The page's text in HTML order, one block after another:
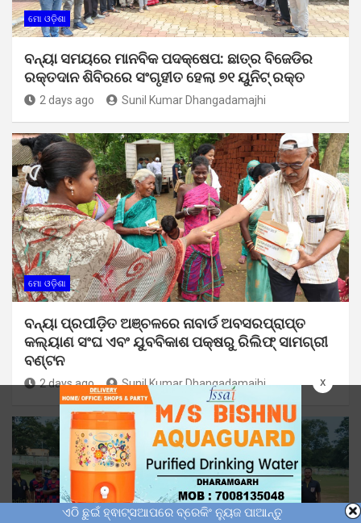
x
ମୋ ଓଡ଼ିଶା
ବନ୍ୟା ସମୟରେ ମାନବିକ ପଦକ୍ଷେପ: ଛାତ୍ର ବିଜେଡିର
ରକ୍ତଦାନ ଶିବିରରେ ସଂଗୃହୀତ ହେଲା ୭୧ ୟୁନିଟ୍ ରକ୍ତ
2 days ago Sunil Kumar Dhangadamajhi
ମୋ ଓଡ଼ିଶା
ବନ୍ୟା ପ୍ରପୀଡ଼ିତ ଅଞ୍ଚଳରେ ନାବାର୍ଡ ଅବସରପ୍ରାପ୍ତ
କଲ୍ୟାଣ ସଂଘ ଏବଂ ଯୁବବିକାଶ ପକ୍ଷରୁ ରିଲିଫ୍ ସାମଗ୍ରୀ
ବଣ୍ଟନ
2 days ago Sunil Kumar Dhangadamajhi
ଏଠି ଛୁଇଁ ହ୍ଵାଟ୍ସଆପରେ ବ୍ରେକିଂ ନ୍ୟୁଜ ପାଆନ୍ତୁ